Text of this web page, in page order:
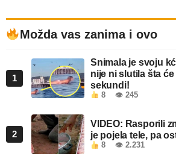
Možda vas zanima i ovo
1
Snimala je svoju
nije ni slutila šta
sekundi!
8 👁 245
2
VIDEO: Rasporili
je pojela tele, pa
8 👁 2.231